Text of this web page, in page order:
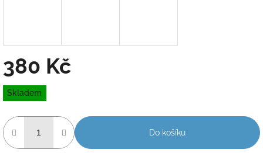
380 Kč
Měrná
cena:
Skladem
Do košíku